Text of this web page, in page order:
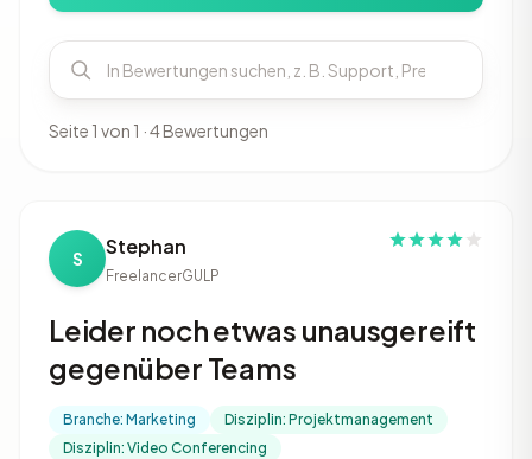
Seite 1 von 1 · 4 Bewertungen
S Stephan
FreelancerGULP
Leider noch etwas unausgereift
gegenüber Teams
Branche: Marketing
Disziplin: Projektmanagement
Disziplin: Video Conferencing